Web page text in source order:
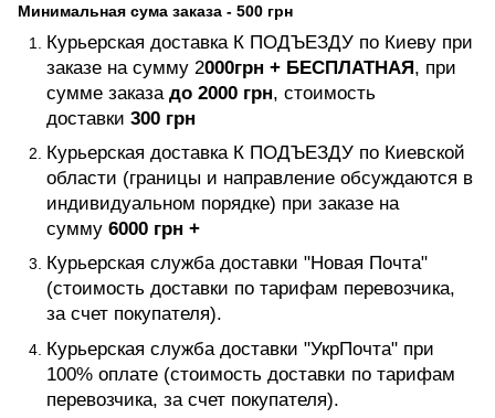
Минимальная сума заказа - 500 грн
Курьерская доставка К ПОДЪЕЗДУ по Киеву при
заказе на сумму 2000грн + БЕСПЛАТНАЯ, при
сумме заказа до 2000 грн, стоимость
доставки 300 грн
Курьерская доставка К ПОДЪЕЗДУ по Киевской
области (границы и направление обсуждаются в
индивидуальном порядке) при заказе на
сумму 6000 грн +
Курьерская служба доставки "Новая Почта"
(стоимость доставки по тарифам перевозчика,
за счет покупателя).
Курьерская служба доставки "УкрПочта" при
100% оплате (стоимость доставки по тарифам
перевозчика, за счет покупателя).